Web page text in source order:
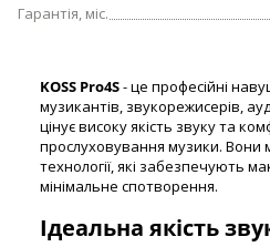
Гарантія, міс.
KOSS Pro4S- це професійні
музикантів, звукорежисерів,
цінує високу якість звуку та
прослуховування музики. Вони
технології, які забезпечують
мінімальне спотворення.
Ідеальна якість